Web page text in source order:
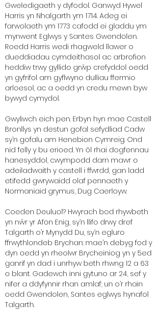
Gweledigaeth y dyfodol. Ganwyd Hywel
Harris yn Nhalgarth ym 1714. Adeg ei
farwolaeth ym 1773 cafodd ei gladdu ym
mynwent Eglwys y Santes Gwendolen.
Roedd Harris wedi rhagweld llawer o
dueddiadau cymdeithasol ac arbrofion
heddiw trwy gyllido grŵp crefyddol oedd
yn gyfrifol am gyflwyno dulliau ffermio
arloesol, ac a oedd yn credu mewn byw
bywyd cymydol.
Gwyliwch eich pen. Erbyn hyn mae Castell
Bronllys yn destun gofal sefydliad Cadw
sy’n gofalu am Henebion Cymreig. Ond
nid felly y bu erioed. Yn ôl rhai dogfennau
hanesyddol, cwympodd darn mawr o
adeiladwaith y castell i ffwrdd, gan ladd
etifedd gwrywaidd olaf pennaeth y
Normaniaid grymus, Dug Caerloyw.
Coeden Deuluol? Hwyrach bod rhywbeth
yn nŵr yr Afon Enig, sy’n llifo drwy dref
Talgarth o’r Mynydd Du, sy’n egluro
ffrwythlondeb Brychan: mae’n debyg fod y
dyn oedd yn rheolwr Brycheiniog yn y 5ed
ganrif yn dad i unrhyw beth rhwng 12 a 63
o blant. Gadewch inni gytuno ar 24, sef y
nifer a ddyfynnir rhan amlaf; un o’r rhain
oedd Gwendolen, Santes eglwys hynafol
Talgarth.